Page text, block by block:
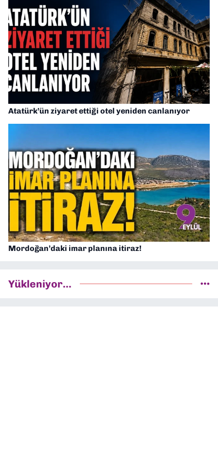
Atatürk’ün ziyaret ettiği otel yeniden canlanıyor
Mordoğan’daki imar planına itiraz!
Yükleniyor...